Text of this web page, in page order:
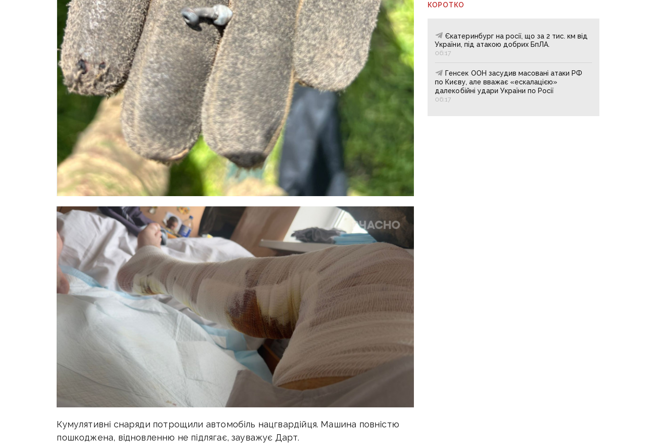
Кумулятивні снаряди потрощили автомобіль нацгвардійця. Машина повністю
пошкоджена, відновленню не підлягає, зауважує Дарт.
КОРОТКО
Єкатеринбург на росії, що за 2 тис. км від
України, під атакою добрих БпЛА.
06:17
Генсек ООН засудив масовані атаки РФ
по Києву, але вважає «ескалацією»
далекобійні удари України по Росії
06:17